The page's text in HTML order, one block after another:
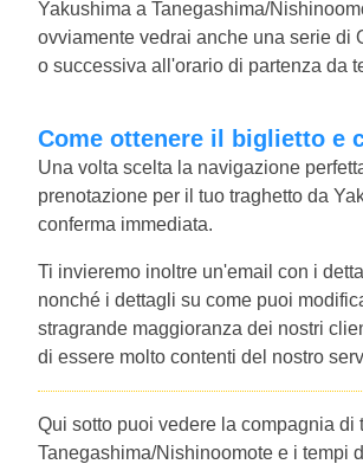
Yakushima a Tanegashima/
ovviamente vedrai anche una serie di
o successiva all'orario di partenza da
Come ottenere il biglietto
Una volta scelta la navigazione
prenotazione per il tuo traghetto da
conferma immediata.
Ti invieremo inoltre un'email con i
nonché i dettagli su come puoi
stragrande maggioranza dei nostri
di essere molto contenti del nostro
Qui sotto puoi vedere la compagnia
Tanegashima/Nishinoomote e i tempi